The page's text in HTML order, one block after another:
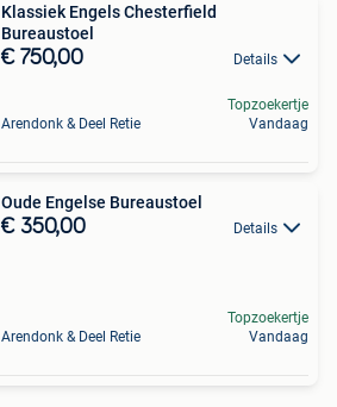
Klassiek Engels Chesterfield
Bureaustoel
€ 750,00 Details
Arendonk & Deel Retie
Topzoekertje
Vandaag
Oude Engelse Bureaustoel
€ 350,00 Details
Arendonk & Deel Retie
Topzoekertje
Vandaag